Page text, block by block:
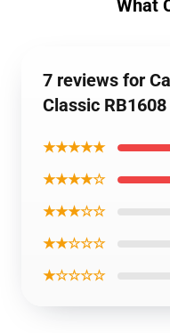
What
7 reviews for
Classic RB1608
★★★★★
★★★★☆
★★★☆☆
★★☆☆☆
★☆☆☆☆